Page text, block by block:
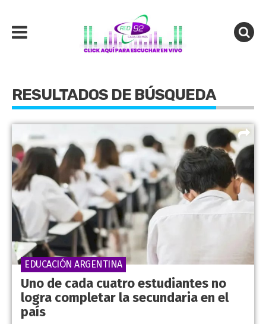
RESULTADOS DE BÚSQUEDA
Uno de cada cuatro estudiantes no
logra completar la secundaria en el
país
EDUCACIÓN ARGENTINA